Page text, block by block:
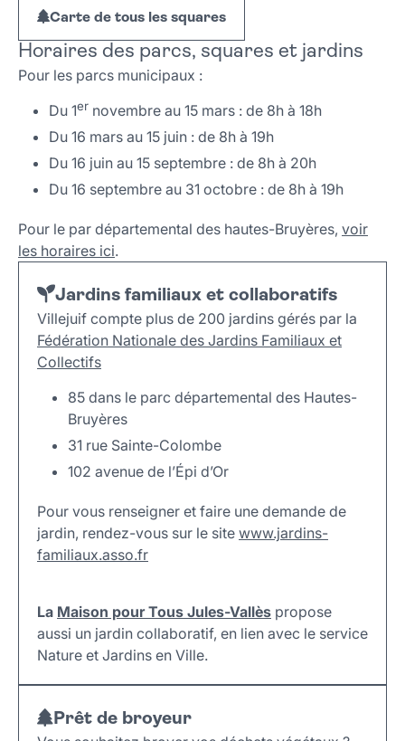
Carte de tous les squares
Horaires des parcs, squares et jardins
Pour les parcs municipaux :
Du 1er novembre au 15 mars : de 8h à 18h
Du 16 mars au 15 juin : de 8h à 19h
Du 16 juin au 15 septembre : de 8h à 20h
Du 16 septembre au 31 octobre : de 8h à 19h
Pour le par départemental des hautes-Bruyères, voir
les horaires ici.
Jardins familiaux et collaboratifs
Villejuif compte plus de 200 jardins gérés par la
Fédération Nationale des Jardins Familiaux et
Collectifs
85 dans le parc départemental des Hautes-
Bruyères
31 rue Sainte-Colombe
102 avenue de l’Épi d’Or
Pour vous renseigner et faire une demande de
jardin, rendez-vous sur le site www.jardins-
familiaux.asso.fr
La Maison pour Tous Jules-Vallès propose
aussi un jardin collaboratif, en lien avec le service
Nature et Jardins en Ville.
Prêt de broyeur